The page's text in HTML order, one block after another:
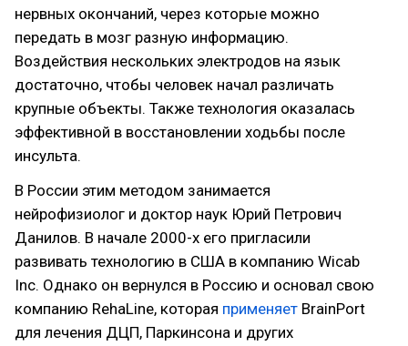
нервных окончаний, через которые можно
передать в мозг разную информацию.
Воздействия нескольких электродов на язык
достаточно, чтобы человек начал различать
крупные объекты. Также технология оказалась
эффективной в восстановлении ходьбы после
инсульта.
В России этим методом занимается
нейрофизиолог и доктор наук Юрий Петрович
Данилов. В начале 2000-х его пригласили
развивать технологию в США в компанию Wicab
Inc. Однако он вернулся в Россию и основал свою
компанию RehaLine, которая применяет BrainPort
для лечения ДЦП, Паркинсона и других